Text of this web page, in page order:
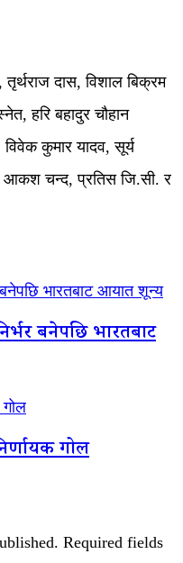
दास, विशाल बिक्रम
हरि बहादुर चौहान
कुमार यादव, सूर्य
आकश चन्द, प्रतिस जि.सी. र
भारतबाट आयात शून्य
बनेपछि भारतबाट
गोल
गोल
Required fields